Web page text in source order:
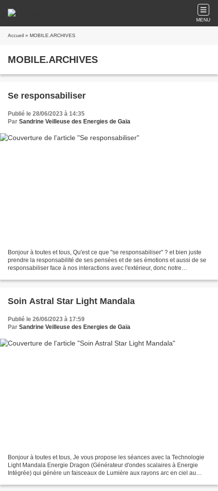
MENU
Accueil » MOBILE.ARCHIVES
MOBILE.ARCHIVES
Se responsabiliser
Publié le 28/06/2023 à 14:35
Par Sandrine Veilleuse des Energies de Gaïa
Bonjour à toutes et tous, Qu'est ce que "se responsabiliser" ? et bien juste
prendre la responsabilité de ses pensées et de ses émotions et aussi de se
responsabiliser face à nos interactions avec l'extérieur, donc notre
Soin Astral Star Light Mandala
Publié le 26/06/2023 à 17:59
Par Sandrine Veilleuse des Energies de Gaïa
Bonjour à toutes et tous, Je vous propose les séances avec la Technologie
Light Mandala Energie Dragon (Générateur d'ondes scalaires à Energie
Intégrée) qui génère un faisceaux de Lumière aux rayons arc en ciel au